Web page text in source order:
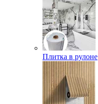
Плитка в рулоне